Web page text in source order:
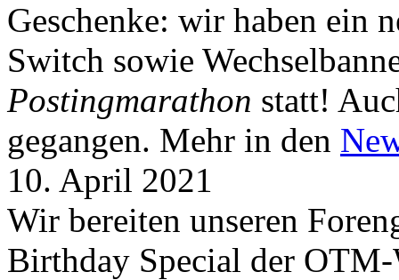
Geschenke: wir haben ein
Switch sowie
Postingmarathon statt!
gegangen. Mehr in den
10. April 2021
Wir bereiten unseren
Birthday Special der